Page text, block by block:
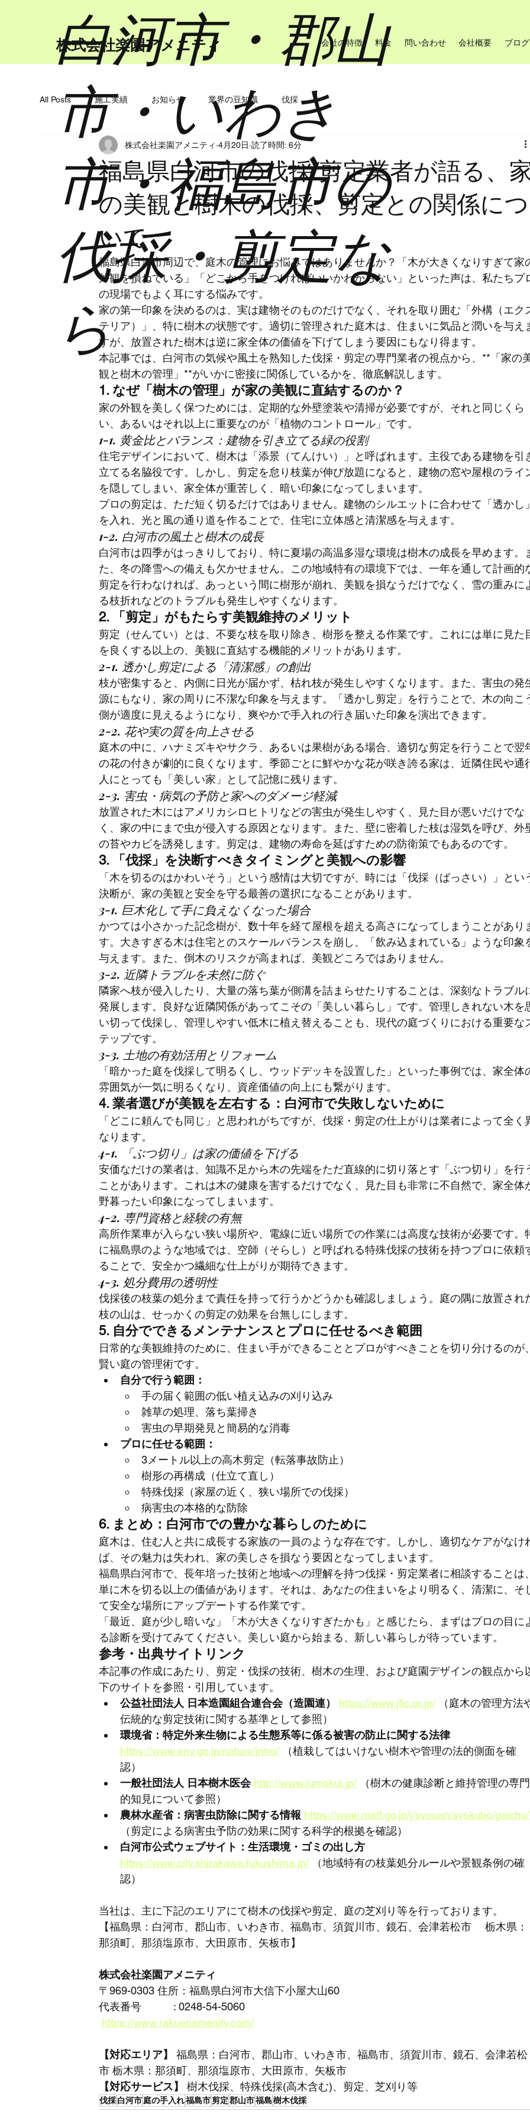
​白河市・郡山
市・いわき
市・福島市の
伐採・剪定な
ら
​株式会社楽園アメニティ 会社の特徴 料金 問い合わせ 会社概要 ブログ
All Posts 施工実績 お知らせ 業界の豆知識 伐採
福島県白河市の伐採/剪定業者が語る、
の美観と樹木の伐採、剪定との関係につ
いて
株式会社楽園アメニティ 4月20日 読了時間: 6分
福島県白河市周辺で、庭木の管理にお悩みではありませんか？「木が大きくなりすぎて家
外観を損ねている」「どこから手をつければいいかわからない」といった声は、私たちプ
の現場でもよく耳にする悩みです。
家の第一印象を決めるのは、実は建物そのものだけでなく、それを取り囲む「外構（エク
テリア）」、特に樹木の状態です。適切に管理された庭木は、住まいに気品と潤いを与え
すが、放置された樹木は逆に家全体の価値を下げてしまう要因にもなり得ます。
本記事では、白河市の気候や風土を熟知した伐採・剪定の専門業者の視点から、**「家の
観と樹木の管理」**がいかに密接に関係しているかを、徹底解説します。
1. なぜ「樹木の管理」が家の美観に直結するのか？
家の外観を美しく保つためには、定期的な外壁塗装や清掃が必要ですが、それと同じくら
い、あるいはそれ以上に重要なのが「植物のコントロール」です。
1-1. 黄金比とバランス：建物を引き立てる緑の役割
住宅デザインにおいて、樹木は「添景（てんけい）」と呼ばれます。主役である建物を引
立てる名脇役です。しかし、剪定を怠り枝葉が伸び放題になると、建物の窓や屋根のライ
を隠してしまい、家全体が重苦しく、暗い印象になってしまいます。
プロの剪定は、ただ短く切るだけではありません。建物のシルエットに合わせて「透かし」
を入れ、光と風の通り道を作ることで、住宅に立体感と清潔感を与えます。
1-2. 白河市の風土と樹木の成長
白河市は四季がはっきりしており、特に夏場の高温多湿な環境は樹木の成長を早めます。
た、冬の降雪への備えも欠かせません。この地域特有の環境下では、一年を通して計画的
剪定を行わなければ、あっという間に樹形が崩れ、美観を損なうだけでなく、雪の重みに
る枝折れなどのトラブルも発生しやすくなります。
2. 「剪定」がもたらす美観維持のメリット
剪定（せんてい）とは、不要な枝を取り除き、樹形を整える作業です。これには単に見た
を良くする以上の、美観に直結する機能的メリットがあります。
2-1. 透かし剪定による「清潔感」の創出
枝が密集すると、内側に日光が届かず、枯れ枝が発生しやすくなります。また、害虫の発
源にもなり、家の周りに不潔な印象を与えます。「透かし剪定」を行うことで、木の向こ
側が適度に見えるようになり、爽やかで手入れの行き届いた印象を演出できます。
2-2. 花や実の質を向上させる
庭木の中に、ハナミズキやサクラ、あるいは果樹がある場合、適切な剪定を行うことで翌
の花の付きが劇的に良くなります。季節ごとに鮮やかな花が咲き誇る家は、近隣住民や通
人にとっても「美しい家」として記憶に残ります。
2-3. 害虫・病気の予防と家へのダメージ軽減
放置された木にはアメリカシロヒトリなどの害虫が発生しやすく、見た目が悪いだけでな
く、家の中にまで虫が侵入する原因となります。また、壁に密着した枝は湿気を呼び、外
の苔やカビを誘発します。剪定は、建物の寿命を延ばすための防衛策でもあるのです。
3. 「伐採」を決断すべきタイミングと美観への影響
「木を切るのはかわいそう」という感情は大切ですが、時には「伐採（ばっさい）」とい
決断が、家の美観と安全を守る最善の選択になることがあります。
3-1. 巨木化して手に負えなくなった場合
かつては小さかった記念樹が、数十年を経て屋根を超える高さになってしまうことがあり
す。大きすぎる木は住宅とのスケールバランスを崩し、「飲み込まれている」ような印象
与えます。また、倒木のリスクが高まれば、美観どころではありません。
3-2. 近隣トラブルを未然に防ぐ
隣家へ枝が侵入したり、大量の落ち葉が側溝を詰まらせたりすることは、深刻なトラブル
発展します。良好な近隣関係があってこその「美しい暮らし」です。管理しきれない木を
い切って伐採し、管理しやすい低木に植え替えることも、現代の庭づくりにおける重要な
テップです。
3-3. 土地の有効活用とリフォーム
「暗かった庭を伐採して明るくし、ウッドデッキを設置した」といった事例では、家全体
雰囲気が一気に明るくなり、資産価値の向上にも繋がります。
4. 業者選びが美観を左右する：白河市で失敗しないために
「どこに頼んでも同じ」と思われがちですが、伐採・剪定の仕上がりは業者によって全く
なります。
4-1. 「ぶつ切り」は家の価値を下げる
安価なだけの業者は、知識不足から木の先端をただ直線的に切り落とす「ぶつ切り」を行
ことがあります。これは木の健康を害するだけでなく、見た目も非常に不自然で、家全体
野暮ったい印象になってしまいます。
4-2. 専門資格と経験の有無
高所作業車が入らない狭い場所や、電線に近い場所での作業には高度な技術が必要です。
に福島県のような地域では、空師（そらし）と呼ばれる特殊伐採の技術を持つプロに依頼
ることで、安全かつ繊細な仕上がりが期待できます。
4-3. 処分費用の透明性
伐採後の枝葉の処分まで責任を持って行うかどうかも確認しましょう。庭の隅に放置され
枝の山は、せっかくの剪定の効果を台無しにします。
5. 自分でできるメンテナンスとプロに任せるべき範囲
日常的な美観維持のために、住まい手ができることとプロがすべきことを切り分けるのが、
賢い庭の管理術です。
自分で行う範囲：
手の届く範囲の低い植え込みの刈り込み
雑草の処理、落ち葉掃き
害虫の早期発見と簡易的な消毒
プロに任せる範囲：
3メートル以上の高木剪定（転落事故防止）
樹形の再構成（仕立て直し）
特殊伐採（家屋の近く、狭い場所での伐採）
病害虫の本格的な防除
6. まとめ：白河市での豊かな暮らしのために
庭木は、住む人と共に成長する家族の一員のような存在です。しかし、適切なケアがなけ
ば、その魅力は失われ、家の美しさを損なう要因となってしまいます。
福島県白河市で、長年培った技術と地域への理解を持つ伐採・剪定業者に相談することは、
単に木を切る以上の価値があります。それは、あなたの住まいをより明るく、清潔に、そ
て安全な場所にアップデートする作業です。
「最近、庭が少し暗いな」「木が大きくなりすぎたかも」と感じたら、まずはプロの目に
る診断を受けてみてください。美しい庭から始まる、新しい暮らしが待っています。
参考・出典サイトリンク
本記事の作成にあたり、剪定・伐採の技術、樹木の生理、および庭園デザインの観点から
下のサイトを参照・引用しています。
公益社団法人 日本造園組合連合会（造園連）
https://www.jflc.or.jp/ （庭木の管理方法
伝統的な剪定技術に関する基準として参照）
環境省：特定外来生物による生態系等に係る被害の防止に関する法律
https://www.env.go.jp/nature/intro/ （植栽してはいけない樹木や管理の法的側面を確
認）
一般社団法人 日本樹木医会 http://www.jumokui.jp/ （樹木の健康診断と維持管理の専門
的知見について参照）
農林水産省：病害虫防除に関する情報 https://www.maff.go.jp/j/syouan/syokubo/gaichu/
（剪定による病害虫予防の効果に関する科学的根拠を確認）
白河市公式ウェブサイト：生活環境・ゴミの出し方
https://www.city.shirakawa.fukushima.jp/ （地域特有の枝葉処分ルールや景観条例の確
認）
当社は、主に下記のエリアにて樹木の伐採や剪定、庭の芝刈り等を行っております。
【福島県：白河市、郡山市、いわき市、福島市、須賀川市、鏡石、会津若松市 　栃木県：
那須町、那須塩原市、大田原市、矢板市】
株式会社楽園アメニティ
〒969-0303 住所：福島県白河市大信下小屋大山60
代表番号　　　: 0248-54-5060
https://www.rakuenamenity.com/
【対応エリア】
福島県：白河市、郡山市、いわき市、福島市、須賀川市、鏡石、会津若松
市 栃木県：那須町、那須塩原市、大田原市、矢板市
【対応サービス】
樹木伐採、特殊伐採(高木含む)、剪定、芝刈り等
伐採白河市庭の手入れ福島市剪定郡山市福島樹木伐採